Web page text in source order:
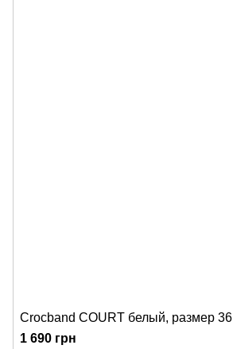
Crocband COURT белый, размер 36
1 690 грн